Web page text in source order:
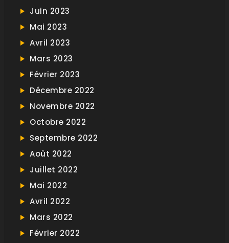
Juin 2023
Mai 2023
Avril 2023
Mars 2023
Février 2023
Décembre 2022
Novembre 2022
Octobre 2022
Septembre 2022
Août 2022
Juillet 2022
Mai 2022
Avril 2022
Mars 2022
Février 2022